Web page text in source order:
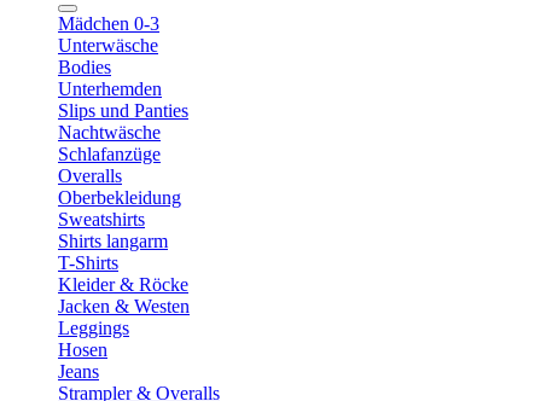
Mädchen 0-3
Unterwäsche
Bodies
Unterhemden
Slips und Panties
Nachtwäsche
Schlafanzüge
Overalls
Oberbekleidung
Sweatshirts
Shirts langarm
T-Shirts
Kleider & Röcke
Jacken & Westen
Leggings
Hosen
Jeans
Strampler & Overalls